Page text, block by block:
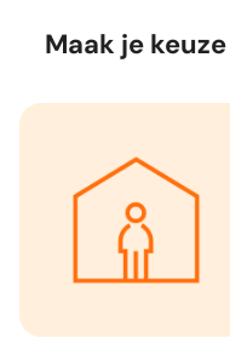
Maak je keuze